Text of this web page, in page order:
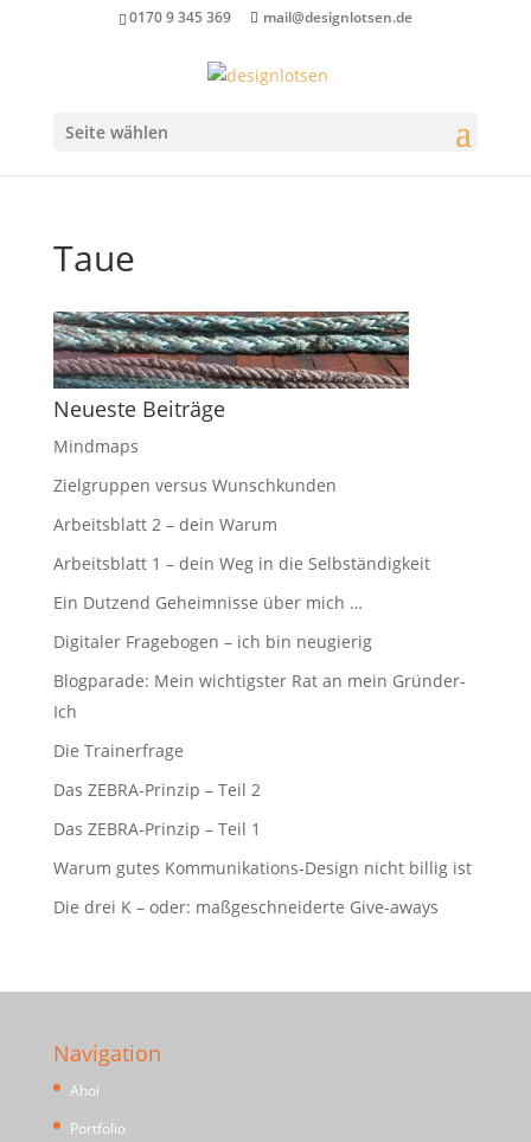
0170 9 345 369 mail@designlotsen.de
Seite wählen
Taue
Neueste Beiträge
Mindmaps
Zielgruppen versus Wunschkunden
Arbeitsblatt 2 – dein Warum
Arbeitsblatt 1 – dein Weg in die Selbständigkeit
Ein Dutzend Geheimnisse über mich …
Digitaler Fragebogen – ich bin neugierig
Blogparade: Mein wichtigster Rat an mein Gründer-
Ich
Die Trainerfrage
Das ZEBRA-Prinzip – Teil 2
Das ZEBRA-Prinzip – Teil 1
Warum gutes Kommunikations-Design nicht billig ist
Die drei K – oder: maßgeschneiderte Give-aways
Navigation
Ahoi
Portfolio